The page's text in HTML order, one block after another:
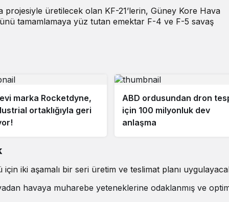
projesiyle üretilecek olan KF-21’lerin, Güney Kore Hava
tamamlamaya yüz tutan emektar F-4 ve F-5 savaş
marka Rocketdyne,
ortaklığıyla geri
ABD ordusundan dron
için 100 milyonluk dev
anlaşma
iki aşamalı bir seri üretim ve teslimat planı
havaya muharebe yeteneklerine odaklanmış ve